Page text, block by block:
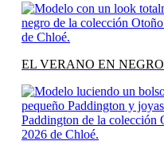
EL VERANO EN NEGRO